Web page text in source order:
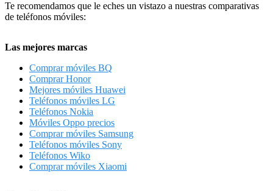
Te recomendamos que le eches un vistazo a nuestras comparativas
de teléfonos móviles:
Las mejores marcas
Comprar móviles BQ
Comprar Honor
Mejores móviles Huawei
Teléfonos móviles LG
Teléfonos Nokia
Móviles Oppo precios
Comprar móviles Samsung
Teléfonos móviles Sony
Teléfonos Wiko
Comprar móviles Xiaomi